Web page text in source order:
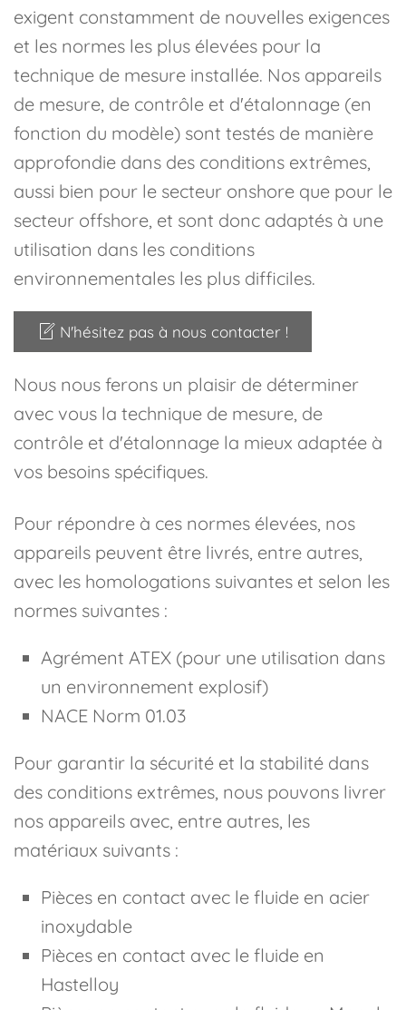
exigent constamment de nouvelles exigences
et les normes les plus élevées pour la
technique de mesure installée. Nos appareils
de mesure, de contrôle et d'étalonnage (en
fonction du modèle) sont testés de manière
approfondie dans des conditions extrêmes,
aussi bien pour le secteur onshore que pour le
secteur offshore, et sont donc adaptés à une
utilisation dans les conditions
environnementales les plus difficiles.
N'hésitez pas à nous contacter !
Nous nous ferons un plaisir de déterminer
avec vous la technique de mesure, de
contrôle et d'étalonnage la mieux adaptée à
vos besoins spécifiques.
Pour répondre à ces normes élevées, nos
appareils peuvent être livrés, entre autres,
avec les homologations suivantes et selon les
normes suivantes :
Agrément ATEX (pour une utilisation dans
un environnement explosif)
NACE Norm 01.03
Pour garantir la sécurité et la stabilité dans
des conditions extrêmes, nous pouvons livrer
nos appareils avec, entre autres, les
matériaux suivants :
Pièces en contact avec le fluide en acier
inoxydable
Pièces en contact avec le fluide en
Hastelloy